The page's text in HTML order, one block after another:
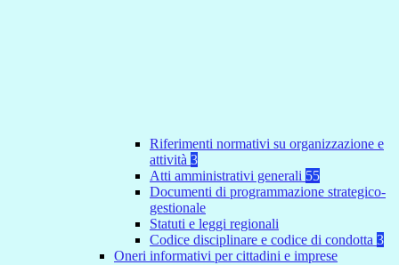
Riferimenti normativi su organizzazione e
attività 3
Atti amministrativi generali 55
Documenti di programmazione strategico-
gestionale
Statuti e leggi regionali
Codice disciplinare e codice di condotta 3
Oneri informativi per cittadini e imprese